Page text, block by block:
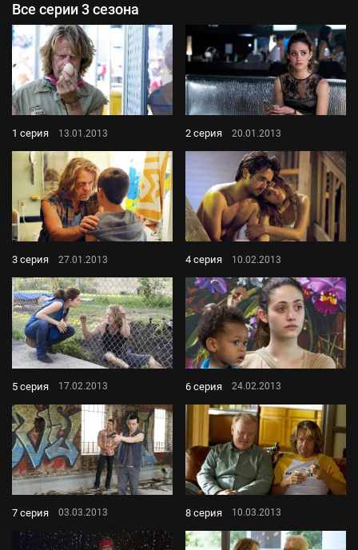
Все серии 3 сезона
1 серия 13.01.2013 2 серия 20.01.2013
3 серия 27.01.2013 4 серия 10.02.2013
5 серия 17.02.2013 6 серия 24.02.2013
7 серия 03.03.2013 8 серия 10.03.2013